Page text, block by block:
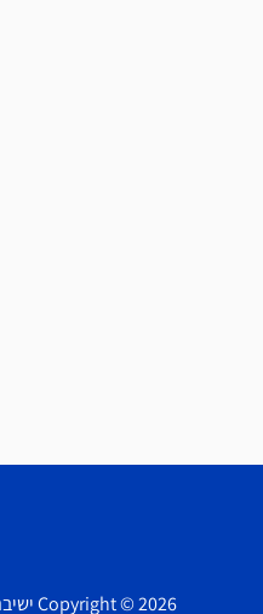
Copyright © 2026 ישיבת הכותל